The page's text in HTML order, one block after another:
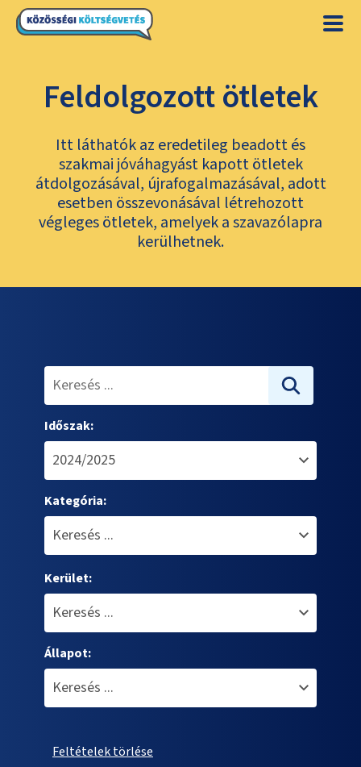
Feldolgozott ötletek
Itt láthatók az eredetileg beadott és
szakmai jóváhagyást kapott ötletek
átdolgozásával, újrafogalmazásával, adott
esetben összevonásával létrehozott
végleges ötletek, amelyek a szavazólapra
kerülhetnek.
Időszak:
Kategória:
Kerület:
Állapot:
Feltételek törlése